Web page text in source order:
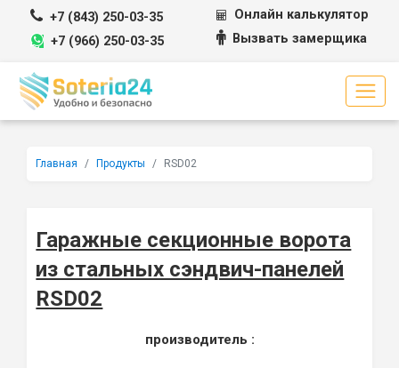
Перейти к содержимому
+7 (843) 250-03-35
+7 (966) 250-03-35
Онлайн калькулятор
Вызвать замерщика
Главная Продукты RSD02
Гаражные секционные ворота
из стальных сэндвич-панелей
RSD02
производитель :